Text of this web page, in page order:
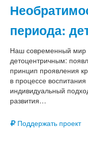
периода:
Наш современный мир
детоцентричным:
принцип проявления
в процессе
индивидуальный
развития…
Поддержать проект